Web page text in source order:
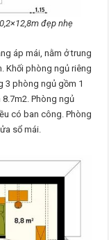
đẹp nhẹ
áp mái, nằm ở trung
Khối phòng ngủ riêng
3 phòng ngủ gồm 1
Phòng ngủ
có ban công. Phòng
sổ mái.